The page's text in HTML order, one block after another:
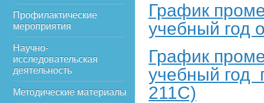
Профилактические
мероприятия
Научно-
исследовательская
деятельность
Методические материалы
График
учебный год
График
учебный
211С)